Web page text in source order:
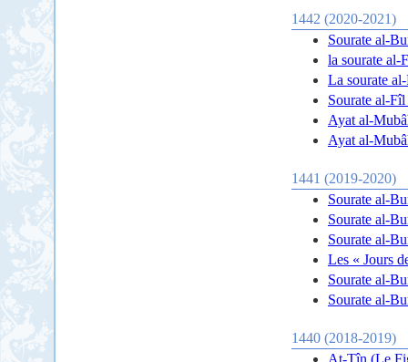
1442 (2020-2021)
Sourate al-
la sourate al-
La sourate
Sourate al-
1441 (2019-2020)
Sourate al-
Sourate al-
Sourate al-
Les « Jours
Sourate al-
Sourate al-
1440 (2018-2019)